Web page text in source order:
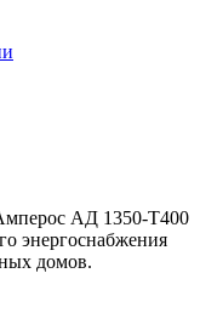
АД 1350-Т400
энергоснабжения
домов.